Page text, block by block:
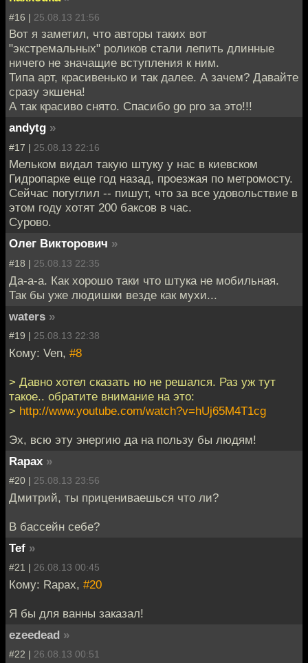
#16 | 25.08.13 21:56
Вот я заметил, что авторы таких вот
"экстремальных" роликов стали лепить длинные
ничего не значащие вступления к ним.
Типа арт, красивенько и так далее. А зачем? Давайте
сразу экшена!
А так красиво снято. Спасибо go pro за это!!!
andytg »
#17 | 25.08.13 22:16
Мельком видал такую штуку у нас в киевском
Гидропарке еще год назад, проезжая по метромосту.
Сейчас погуглил -- пишут, что за все удовольствие в
этом году хотят 200 баксов в час.
Сурово.
Олег Викторович »
#18 | 25.08.13 22:35
Да-а-а. Как хорошо таки что штука не мобильная.
Так бы уже людишки везде как мухи...
waters »
#19 | 25.08.13 22:38
Кому: Ven, #8
> Давно хотел сказать но не решался. Раз уж тут
такое.. обратите внимание на это:
> http://www.youtube.com/watch?v=hUj65M4T1cg
Эх, всю эту энергию да на пользу бы людям!
Rapax »
#20 | 25.08.13 23:56
Дмитрий, ты прицениваешься что ли?
В бассейн себе?
Tef »
#21 | 26.08.13 00:45
Кому: Rapax, #20
Я бы для ванны заказал!
ezeedead »
#22 | 26.08.13 00:51